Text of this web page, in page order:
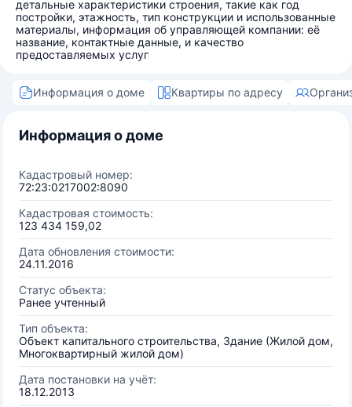
детальные характеристики строения, такие как год
постройки, этажность, тип конструкции и использованные
материалы, информация об управляющей компании: её
название, контактные данные, и качество
предоставляемых услуг
Информация о доме Квартиры по адресу
Информация о доме
Кадастровый номер:
72:23:0217002:8090
Кадастровая стоимость:
123 434 159,02
Дата обновления стоимости:
24.11.2016
Статус объекта:
Ранее учтенный
Тип объекта:
Объект капитального строительства, Здание (Жилой дом,
Многоквартирный жилой дом)
Дата постановки на учёт:
18.12.2013